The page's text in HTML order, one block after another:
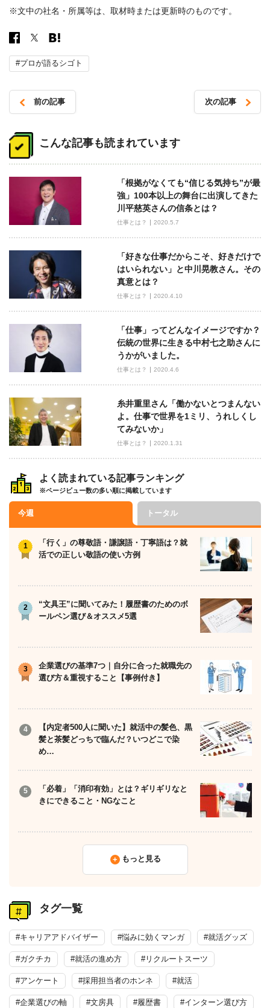
※文中の社名・所属等は、取材時または更新時のものです。
#プロが語るシゴト
稿
ナ
ョ
ン
前の記事 次の記事
こんな記事も読まれています
「根拠がなくても“信じる気持ち”が最
強」100本以上の舞台に出演してきた
川平慈英さんの信条とは？
仕事とは？ 2020.5.7
「好きな仕事だからこそ、好きだけで
はいられない」と中川晃教さん。その
真意とは？
仕事とは？ 2020.4.10
「仕事」ってどんなイメージですか？
伝統の世界に生きる中村七之助さんに
うかがいました。
仕事とは？ 2020.4.6
糸井重里さん「働かないとつまんない
よ。仕事で世界を1ミリ、うれしくし
てみないか」
仕事とは？ 2020.1.31
よく読まれている記事ランキング
※ページビュー数の多い順に掲載しています
今週 トータル
「行く」の尊敬語・謙譲語・丁寧語は？就
活での正しい敬語の使い方例
“文具王”に聞いてみた！履歴書のためのボ
ールペン選び＆オススメ5選
企業選びの基準7つ｜自分に合った就職先の
選び方＆重視すること【事例付き】
【内定者500人に聞いた】就活中の髪色、黒
髪と茶髪どっちで臨んだ？いつどこで染
め…
「必着」「消印有効」とは？ギリギリなと
きにできること・NGなこと
もっと見る
タグ一覧
#キャリアアドバイザー #悩みに効くマンガ #就活グッズ
#ガクチカ #就活の進め方 #リクルートスーツ
#アンケート #採用担当者のホンネ #就活
#企業選びの軸 #文房具 #履歴書 #インターン選び方